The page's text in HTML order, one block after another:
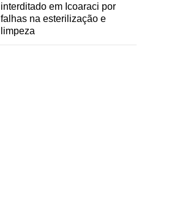
interditado em Icoaraci por
falhas na esterilização e
limpeza